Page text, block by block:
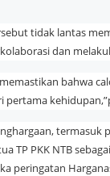
tidak lantas
dan
bahwa
pertama
TP PKK NTB
peringatan